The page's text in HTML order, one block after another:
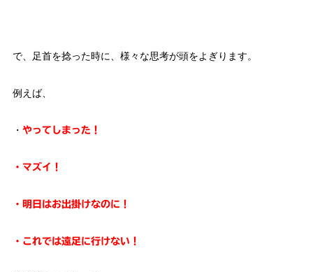
で、足首を捻った時に、様々な思考が頭をよぎります。
例えば、
・ やってしまった！
・マズイ！
・明日はお出掛けなのに！
・これでは遠足に行けない！